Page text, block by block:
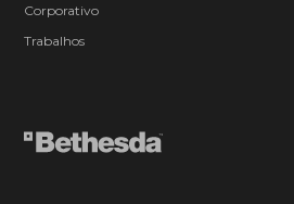
Corporativo
Trabalhos